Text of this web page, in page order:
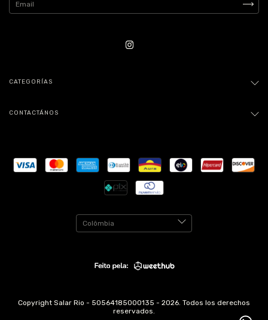
CATEGORÍAS
CONTACTÁNOS
Copyright Salar Rio - 50564185000135 - 2026. Todos los derechos
reservados.